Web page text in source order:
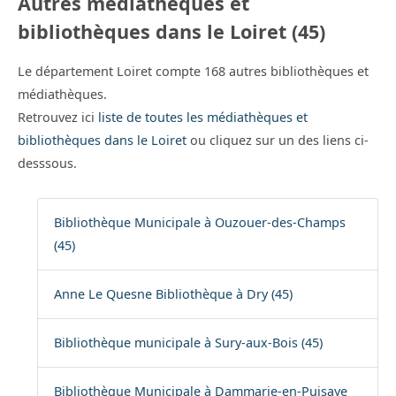
bibliothèques dans le Loiret (45)
Le département Loiret compte 168 autres bibliothèques et
médiathèques.
Retrouvez ici liste de toutes les médiathèques et
bibliothèques dans le Loiret ou cliquez sur un des liens ci-
desssous.
Bibliothèque Municipale à Ouzouer-des-Champs
(45)
Anne Le Quesne Bibliothèque à Dry (45)
Bibliothèque municipale à Sury-aux-Bois (45)
Bibliothèque Municipale à Dammarie-en-Puisaye